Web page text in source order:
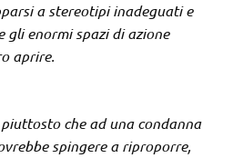
a stereotipi inadeguati e
gli enormi spazi di azione
aprire.
che ad una condanna
spingere a riproporre,